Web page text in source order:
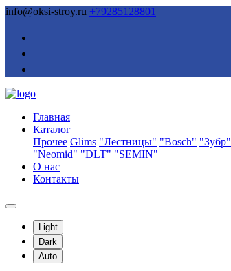
info@oksi-stroy.ru +79285128801
Главная
Каталог
Прочее Glims "Лестницы" "Bosch" "Зубр"
"Neomid" "DLT" "SEMIN"
О нас
Контакты
Light
Dark
Auto